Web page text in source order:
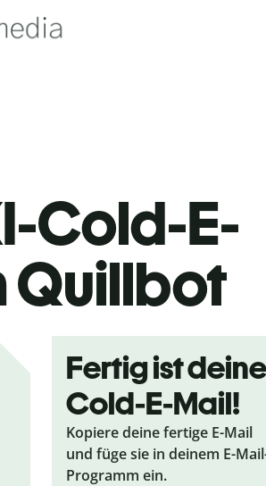
Cold-E-
Quillbot
Fertig ist deine
Cold-E-Mail!
Kopiere deine fertige E-Mail
und füge sie in deinem E-
Programm ein.